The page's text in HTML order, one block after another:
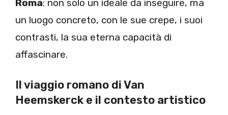
Roma: non solo un ideale da inseguire, ma
un luogo concreto, con le sue crepe, i suoi
contrasti, la sua eterna capacità di
affascinare.
Il viaggio romano di Van
Heemskerck e il contesto artistico